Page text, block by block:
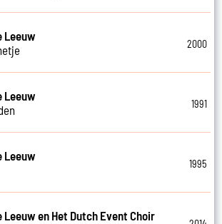
Leeuw
2000
Leeuw
1991
Leeuw
1995
Leeuw en Het Dutch Event Choir